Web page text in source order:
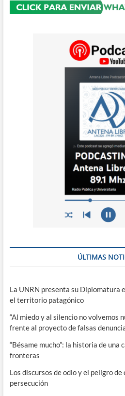
ÚLTIMAS
La UNRN presenta su Diplomatura
el territorio patagónico
“Al miedo y al silencio no volvemos
frente al proyecto de falsas
“Bésame mucho”: la historia de una
fronteras
Los discursos de odio y el peligro
persecución